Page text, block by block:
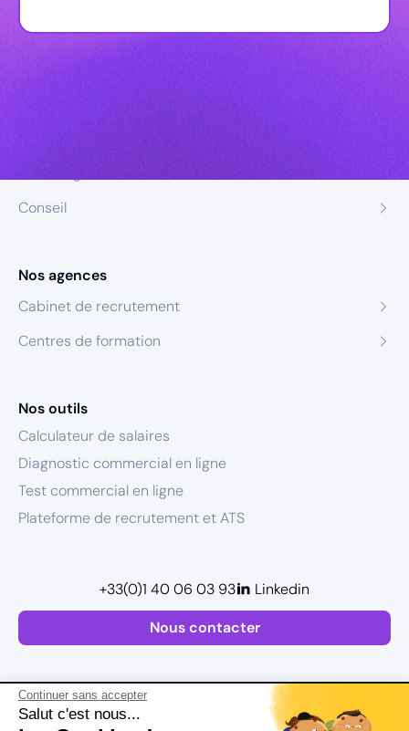
Continuer sans accepter
Salut c'est nous...
Conseil
Nos agences
Cabinet de recrutement
Centres de formation
Nos outils
Calculateur de salaires
Diagnostic commercial en ligne
Test commercial en ligne
Plateforme de recrutement et ATS
Nous contacter
+33(0)1 40 06 03 93 Linkedin